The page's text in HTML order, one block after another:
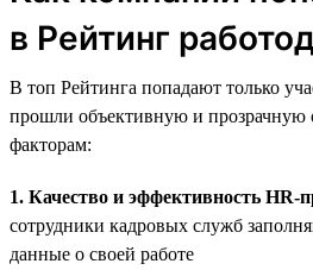
в Рейтинг
В топ Рейтинга попадают только
прошли объективную и прозрачную
факторам:
1. Качество и эффективность HR-
сотрудники кадровых служб
данные о своей работе